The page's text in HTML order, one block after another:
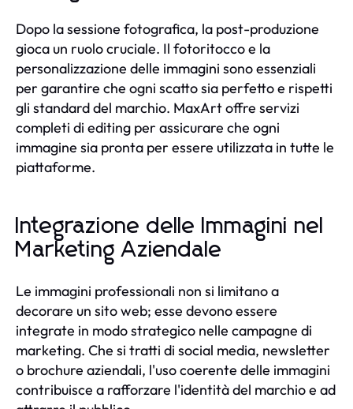
Dopo la sessione fotografica, la post-produzione
gioca un ruolo cruciale. Il fotoritocco e la
personalizzazione delle immagini sono essenziali
per garantire che ogni scatto sia perfetto e rispetti
gli standard del marchio. MaxArt offre servizi
completi di editing per assicurare che ogni
immagine sia pronta per essere utilizzata in tutte le
piattaforme.
Integrazione delle Immagini nel
Marketing Aziendale
Le immagini professionali non si limitano a
decorare un sito web; esse devono essere
integrate in modo strategico nelle campagne di
marketing. Che si tratti di social media, newsletter
o brochure aziendali, l'uso coerente delle immagini
contribuisce a rafforzare l'identità del marchio e ad